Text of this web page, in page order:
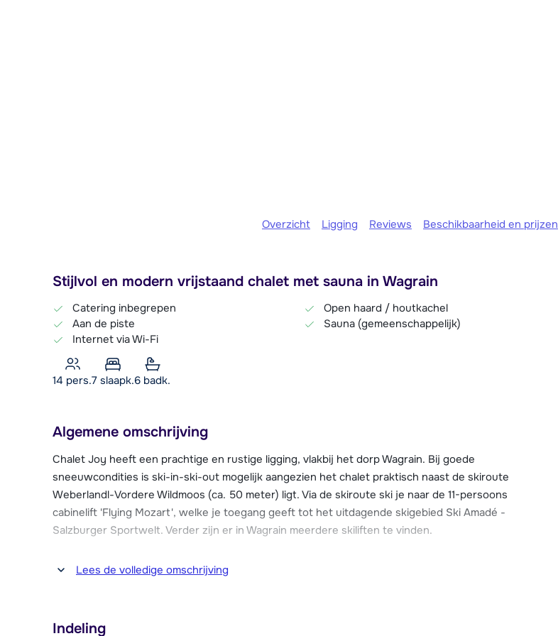
Overzicht Ligging Reviews Beschikbaarheid en prijzen
Stijlvol en modern vrijstaand chalet met sauna in Wagrain
Catering inbegrepen
Aan de piste
Internet via Wi-Fi
Open haard / houtkachel
Sauna (gemeenschappelijk)
14 pers.7 slaapk.6 badk.
Algemene omschrijving
Chalet Joy heeft een prachtige en rustige ligging, vlakbij het dorp Wagrain. Bij goede
sneeuwcondities is ski-in-ski-out mogelijk aangezien het chalet praktisch naast de skiroute
Weberlandl-Vordere Wildmoos (ca. 50 meter) ligt. Via de skiroute ski je naar de 11-persoons
cabinelift 'Flying Mozart', welke je toegang geeft tot het uitdagende skigebied Ski Amadé -
Salzburger Sportwelt. Verder zijn er in Wagrain meerdere skiliften te vinden.
Het centrum van Wagrain ligt op ongeveer 2 km afstand en hier vind je diverse winkels en
Lees de volledige omschrijving
Indeling